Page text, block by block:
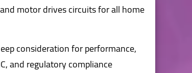
motor drives circuits for all home
consideration for performance,
and regulatory compliance.